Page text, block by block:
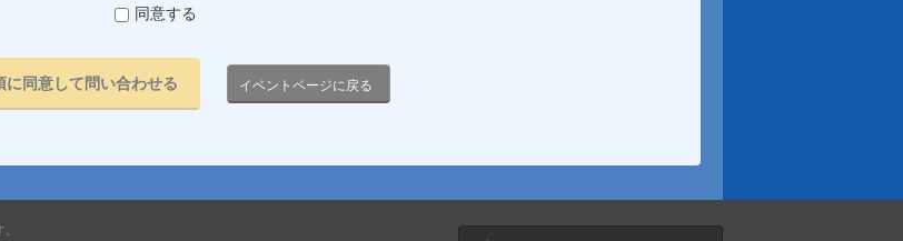
－6 E-Mail：contact@eventregist.com
同意する
イベントページに戻る